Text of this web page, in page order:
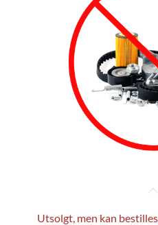
Utsolgt, men kan bestilles